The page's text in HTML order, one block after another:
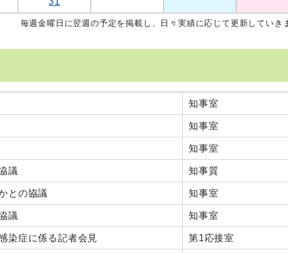
毎週金曜日に翌週の予定を掲載し、日々実績に応じて更新していき
知事室
知事室
知事室
議 知事質
との協議 知事室
議 知事室
染症に係る記者会見 第1応接室